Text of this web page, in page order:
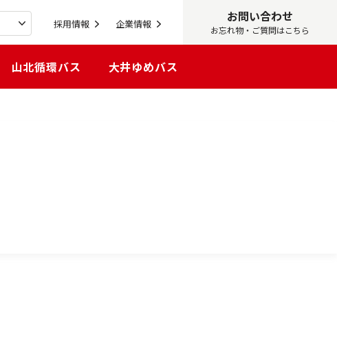
お問い合わせ
お忘れ物・ご質問はこちら
採用情報 企業情報
山北循環バス 大井ゆめバス